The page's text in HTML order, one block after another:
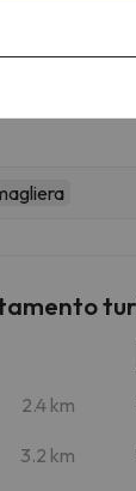
vicine
2.4 km
3.2 km